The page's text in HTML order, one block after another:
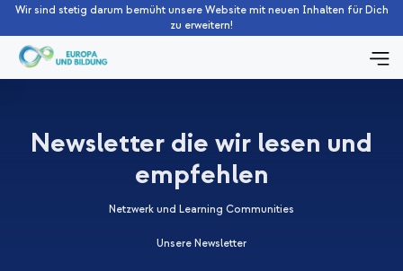
Wir sind stetig darum bemüht unsere Website mit neuen Inhalten für Dich
zu erweitern!
Newsletter die wir lesen und
empfehlen
Netzwerk und Learning Communities
Unsere Newsletter